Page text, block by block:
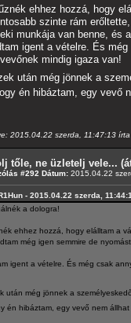
ehhez hozzá, hogy
szinte rám
munkája van benne, és
igent a vételre. És
mindig igaza van!
után még jönnek a
én hibáztam, egy
2015.04.22 szerda, 11:47:13
tőle, ne üzletelj vele...
#292 Dátum: 2015.04.22
- 2015.04.22 szerda,
a dologra!
ehhez hozzá, hogy elálltam a
még igen semmire de
igent a vételre. És még csak
után még jönnek a
én hibáztam, egy vevő nem